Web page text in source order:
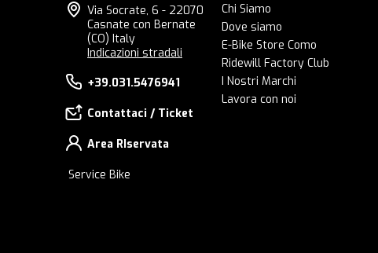
Via Socrate, 6 - 22070
Casnate con Bernate
(CO) Italy
Indicazioni stradali
+39.031.5476941
Contattaci / Ticket
Area RIservata
Service Bike
Chi Siamo
Dove siamo
E-Bike Store Como
Ridewill Factory Club
I Nostri Marchi
Lavora con noi